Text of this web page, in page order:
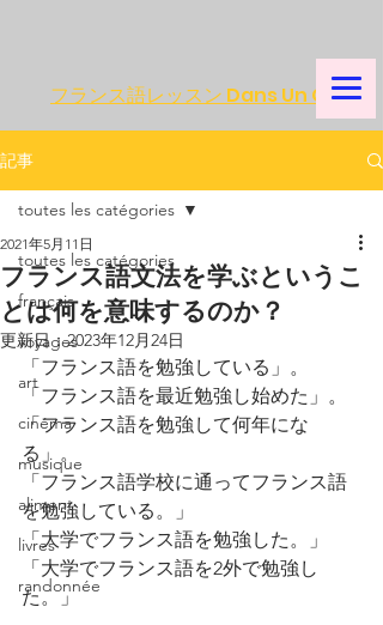
フランス語レッスン Dans Un Café
記事
toutes les catégories
français
voyages
art
cinéma
musique
aliment
livres
randonnée
toutes les catégories
フランス語文法を学ぶというこ
とは何を意味するのか？
2021年5月11日
更新日：2023年12月24日
「フランス語を勉強している」。
「フランス語を最近勉強し始めた」。
「フランス語を勉強して何年にな
る」。
「フランス語学校に通ってフランス語
を勉強している。」
「大学でフランス語を勉強した。」
「大学でフランス語を2外で勉強し
た。」